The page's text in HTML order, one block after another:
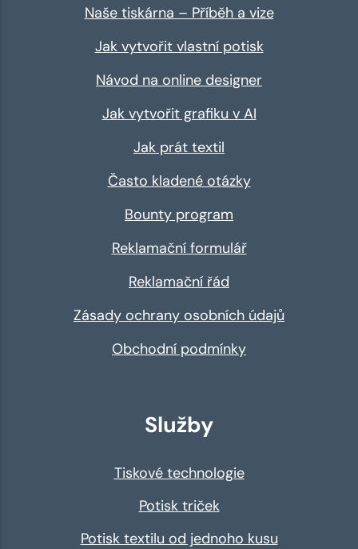
Naše tiskárna – Příběh a vize
Jak vytvořit vlastní potisk
Návod na online designer
Jak vytvořit grafiku v AI
Jak prát textil
Často kladené otázky
Bounty program
Reklamační formulář
Reklamační řád
Zásady ochrany osobních údajů
Obchodní podmínky
Služby
Tiskové technologie
Potisk triček
Potisk textilu od jednoho kusu